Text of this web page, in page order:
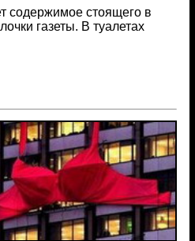
содержимое стоящего в
газеты. В туалетах